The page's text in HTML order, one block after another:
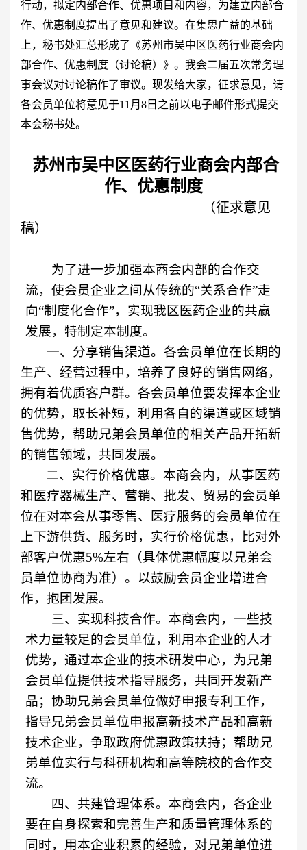
行动，拟定内部合作、优惠项目和内容，为建立内部合
作、优惠制度提出了意见和建议。在集思广益的基础
上，秘书处汇总形成了 《苏州市吴中区医药行业商会内
部合作、优惠制度（讨论稿）》。我会二届五次常务理
事会议对讨论稿作了审议。现发给大家，征求意见，请
各会员单位将意见于11 月 8 日之前以电子邮件形式提交
本会秘书处。
苏州市吴中区医药行业商会内部合
作、优惠制度
（征求意见
稿）
为了进一步加强本商会内部的合作交
流，使会员企业之间从传统的“关系合作”走
向“制度化合作”，实现我区医药企业的共赢
发展，特制定本制度。
一、分享销售渠道。各会员单位在长期的
生产、经营过程中，培养了良好的销售网络，
拥有着优质客户群。各会员单位要发挥本企业
的优势，取长补短，利用各自的渠道或区域销
售优势，帮助兄弟会员单位的相关产品开拓新
的销售领域，共同发展。
二、实行价格优惠。本商会内，从事医药
和医疗器械生产、营销、批发、贸易的会员单
位在对本会从事零售、医疗服务的会员单位在
上下游供货、服务时，实行价格优惠，比对外
部客户优惠5%左右（具体优惠幅度以兄弟会
员单位协商为准）。以鼓励会员企业增进合
作，抱团发展。
三、实现科技合作。本商会内，一些技
术力量较足的会员单位，利用本企业的人才
优势，通过本企业的技术研发中心，为兄弟
会员单位提供技术指导服务，共同开发新产
品；协助兄弟会员单位做好申报专利工作，
指导兄弟会员单位申报高新技术产品和高新
技术企业，争取政府优惠政策扶持；帮助兄
弟单位实行与科研机构和高等院校的合作交
流。
四、共建管理体系。本商会内，各企业
要在自身探索和完善生产和质量管理体系的
同时，用本企业积累的经验，对兄弟单位进